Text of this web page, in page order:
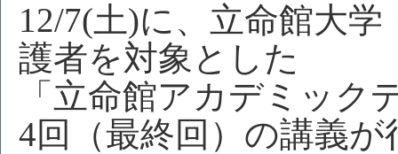
12/7(土)に、立命館大
護者を対象とした
「立命館アカデミック
4回（最終回）の講義